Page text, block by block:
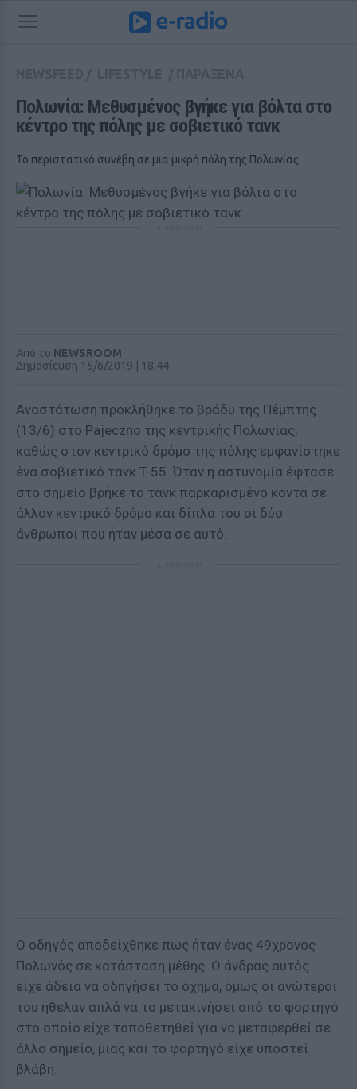
Πολωνία: Μεθυσμένος βγήκε για βόλτα στο
κέντρο της πόλης με σοβιετικό τανκ
Το περιστατικό συνέβη σε μια μικρή πόλη της Πολωνίας
Από το NEWSROOM
Δημοσίευση 15/6/2019 | 18:44
Αναστάτωση προκλήθηκε το βράδυ της Πέμπτης
(13/6) στο Pajeczno της κεντρικής Πολωνίας,
καθώς στον κεντρικό δρόμο της πόλης εμφανίστηκε
ένα σοβιετικό τανκ T-55. Όταν η αστυνομία έφτασε
στο σημείο βρήκε το τανκ παρκαρισμένο κοντά σε
άλλον κεντρικό δρόμο και δίπλα του οι δύο
άνθρωποι που ήταν μέσα σε αυτό.
Ο οδηγός αποδείχθηκε πως ήταν ένας 49χρονος
Πολωνός σε κατάσταση μέθης. Ο άνδρας αυτός
είχε άδεια να οδηγήσει το όχημα, όμως οι ανώτεροι
του ήθελαν απλά να το μετακινήσει από το φορτηγό
στο οποίο είχε τοποθετηθεί για να μεταφερθεί σε
άλλο σημείο, μιας και το φορτηγό είχε υποστεί
βλάβη.